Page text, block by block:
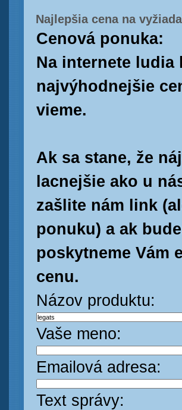
Najlepšia cena na
Cenová ponuka:
Na internete ludia
najvýhodnejšie
vieme.
Ak sa stane, že
lacnejšie ako u
zašlite nám link
ponuku) a ak
poskytneme Vám
cenu.
Názov produktu:
Vaše meno:
Emailová adresa:
Text správy: